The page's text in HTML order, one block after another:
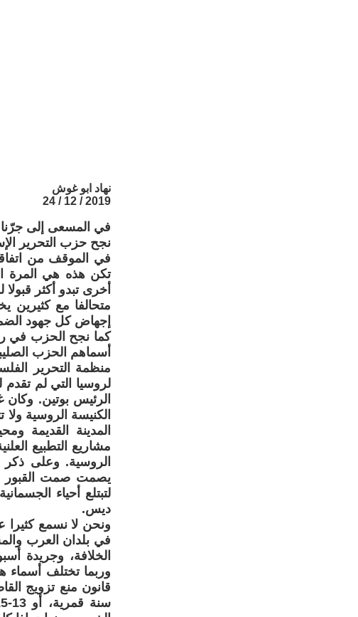
نهاد ابو غوش
2019 / 12 / 24
في المسعى إلى جرّنا
نجح حزب التحرير
في الموقف من
تكن هذه هي المرة
أخرى تبدو أكثر
متحالفا مع كثيرين
إجهاض كل جهود
كما نجح الحزب في
أسماهم الحزب
منظمة التحرير
لروسيا التي لم
الرئيس بوتين. وكان
الكنيسة الروسية
المدينة القديمة
مشاريع التطبيع
الروسية. وعلى
يصمت صمت القبور
لتبتلع أحياء
ديس.
ونحن لا نسمع كثيرا
في بلدان العرب
الخلافة، وجريدة
وربما تختلف أسماء